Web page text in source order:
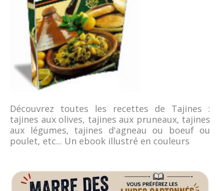
Découvrez toutes les recettes de Tajines :
tajines aux olives, tajines aux pruneaux, tajines
aux légumes, tajines d'agneau ou boeuf ou
poulet, etc... Un ebook illustré en couleurs